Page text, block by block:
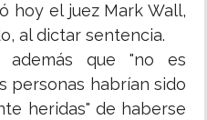
hoy el juez Mark Wall,
al dictar sentencia.
además que "no es
personas habrían sido
heridas" de haberse